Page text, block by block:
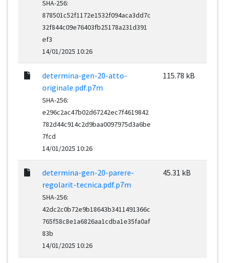
SHA-256:
878501c52f1172e1532f094aca3dd7c
32f844c09e76403fb25178a231d391
ef3
14/01/2025 10:26
determina-gen-20-atto-
originale.pdf.p7m
SHA-256:
e296c2ac47b02d67242ec7f4619842
782d44c914c2d9baa0097975d3a6be
7fcd
14/01/2025 10:26
115.78 kB
determina-gen-20-parere-
regolarit-tecnica.pdf.p7m
SHA-256:
42dc2c0b72e9b18643b3411491366c
765f58c8e1a6826aa1cdba1e35fa0af
83b
14/01/2025 10:26
45.31 kB